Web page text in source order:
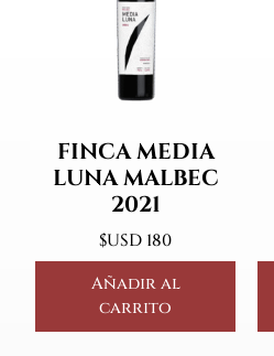
FINCA MEDIA
LUNA MALBEC
2021
$USD 180
Añadir al
carrito